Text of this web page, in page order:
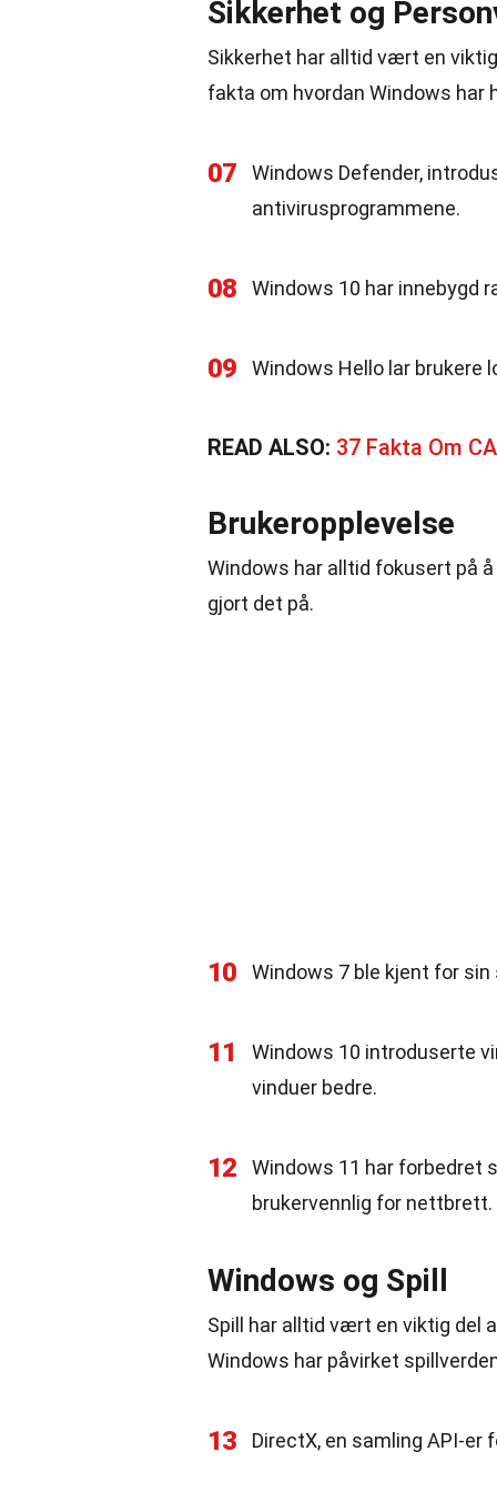
Sikkerhet og
Sikkerhet har alltid vært en
fakta om hvordan Windows har
07
Windows Defender,
antivirusprogrammene.
08 Windows 10 har innebygd
09 Windows Hello lar brukere
READ ALSO: 37 Fakta Om
Brukeropplevelse
Windows har alltid fokusert på
gjort det på.
10 Windows 7 ble kjent for
11
Windows 10 introduserte
vinduer bedre.
12
Windows 11 har forbedret
brukervennlig for nettbrett.
Windows og Spill
Spill har alltid vært en viktig del
Windows har påvirket
13 DirectX, en samling API-